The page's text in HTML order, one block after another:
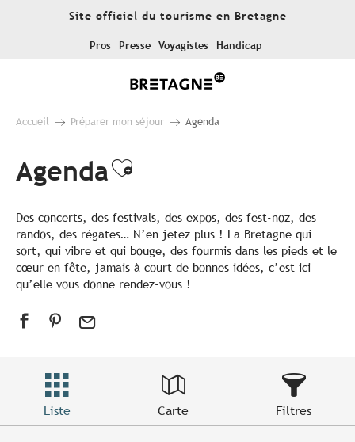
Site officiel du tourisme en Bretagne
Pros Presse Voyagistes Handicap
Accueil Préparer mon séjour Agenda
AgendaAjouter aux favoris
Des concerts, des festivals, des expos, des fest-noz, des
randos, des régates… N’en jetez plus ! La Bretagne qui
sort, qui vibre et qui bouge, des fourmis dans les pieds et le
cœur en fête, jamais à court de bonnes idées, c’est ici
qu’elle vous donne rendez-vous !
Liste Carte Filtres